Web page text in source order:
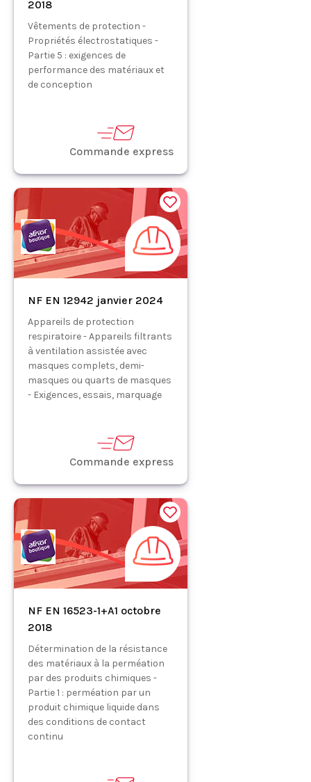
2018
Vêtements de protection -
Propriétés électrostatiques -
Partie 5 : exigences de
performance des matériaux et
de conception
Commande express
NF EN 12942 janvier 2024
Appareils de protection
respiratoire - Appareils filtrants
à ventilation assistée avec
masques complets, demi-
masques ou quarts de masques
- Exigences, essais, marquage
Commande express
NF EN 16523-1+A1 octobre
2018
Détermination de la résistance
des matériaux à la perméation
par des produits chimiques -
Partie 1 : perméation par un
produit chimique liquide dans
des conditions de contact
continu